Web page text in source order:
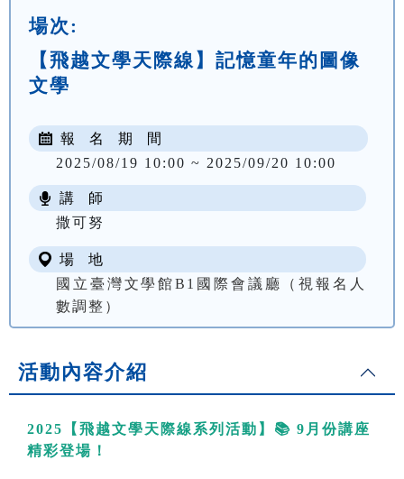
場次:
【飛越文學天際線】記憶童年的圖像
文學
報 名 期 間
2025/08/19 10:00 ~ 2025/09/20 10:00
講 師
撒可努
場 地
國立臺灣文學館B1國際會議廳（視報名人
數調整）
活動內容介紹
2025【飛越文學天際線系列活動】📚 9月份講座
精彩登場！